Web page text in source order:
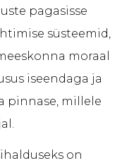
pagasisse
süsteemid,
moraal
iseendaga ja
pinnase, millele
on